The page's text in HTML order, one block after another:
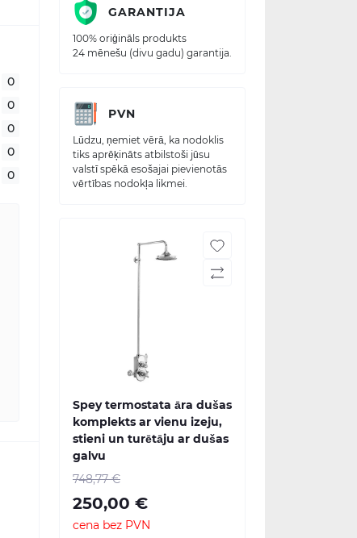
0
0
0
0
0
GARANTIJA
100% oriģināls produkts
24 mēnešu (divu gadu) garantija.
PVN
Lūdzu, ņemiet vērā, ka nodoklis
tiks aprēķināts atbilstoši jūsu
valstī spēkā esošajai pievienotās
vērtības nodokļa likmei.
Spey termostata āra dušas
komplekts ar vienu izeju,
stieni un turētāju ar dušas
galvu
748,77 €
250,00 €
cena bez PVN